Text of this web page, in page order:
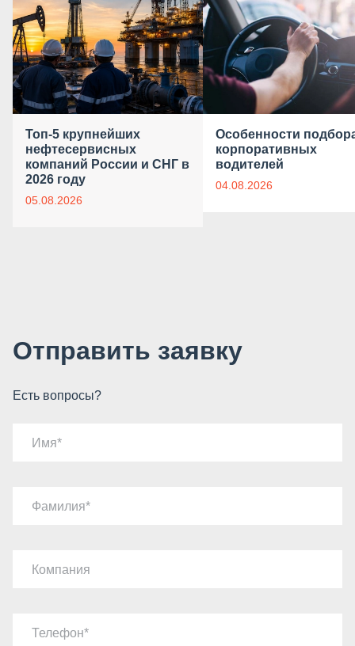
Топ-5 крупнейших
нефтесервисных
компаний России и СНГ в
2026 году
05.08.2026
Особенности
корпоративных
водителей
04.08.2026
Отправить заявку
Есть вопросы?
Имя
Фамилия
Компания
Телефон